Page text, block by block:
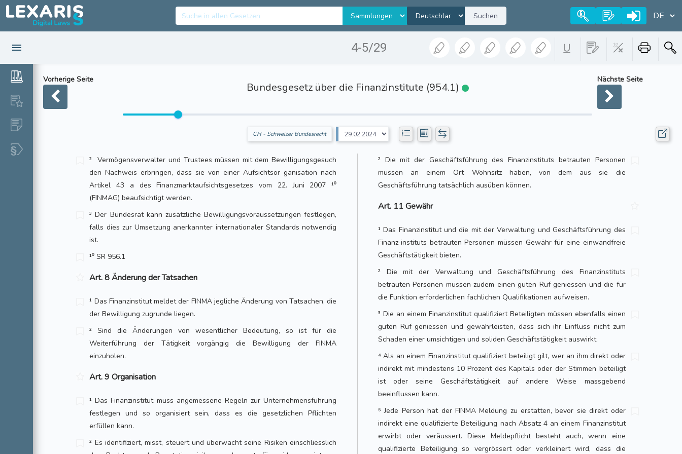
Suchen
4-5/29
Vorherige Seite
Bundesgesetz über die Finanzinstitute (954.1)
Nächste Seite
CH - Schweizer Bundesrecht
² Vermögensverwalter und Trustees müssen mit dem Bewilligungsgesuch
den Nachweis erbringen, dass sie von einer Aufsichtsor ganisation nach
Artikel 43 a des Finanzmarktaufsichtsgesetzes vom 22. Juni 2007 ¹⁰
(FINMAG) beaufsichtigt werden.
³ Der Bundesrat kann zusätzliche Bewilligungsvoraussetzungen festlegen,
falls dies zur Umsetzung anerkannter internationaler Standards notwendig
ist.
¹⁰ SR 956.1
Art. 8 Änderung der Tatsachen
¹ Das Finanzinstitut meldet der FINMA jegliche Änderung von Tatsachen, die
der Bewilligung zugrunde liegen.
² Sind die Änderungen von wesentlicher Bedeutung, so ist für die
Weiterführung der Tätigkeit vorgängig die Bewilligung der FINMA
einzuholen.
Art. 9 Organisation
¹ Das Finanzinstitut muss angemessene Regeln zur Unternehmensführung
festlegen und so organisiert sein, dass es die gesetzlichen Pflichten
erfüllen kann.
² Es identifiziert, misst, steuert und überwacht seine Risiken einschliesslich
² Die mit der Geschäftsführung des Finanzinstituts betrauten Personen
müssen an einem Ort Wohnsitz haben, von dem aus sie die
Geschäftsführung tatsächlich ausüben können.
Art. 11 Gewähr
¹ Das Finanzinstitut und die mit der Verwaltung und Geschäftsführung des
Finanz-instituts betrauten Personen müssen Gewähr für eine einwandfreie
Geschäftstätigkeit bieten.
² Die mit der Verwaltung und Geschäftsführung des Finanzinstituts
betrauten Personen müssen zudem einen guten Ruf geniessen und die für
die Funktion erforderlichen fachlichen Qualifikationen aufweisen.
³ Die an einem Finanzinstitut qualifiziert Beteiligten müssen ebenfalls einen
guten Ruf geniessen und gewährleisten, dass sich ihr Einfluss nicht zum
Schaden einer umsichtigen und soliden Geschäftstätigkeit auswirkt.
⁴ Als an einem Finanzinstitut qualifiziert beteiligt gilt, wer an ihm direkt oder
indirekt mit mindestens 10 Prozent des Kapitals oder der Stimmen beteiligt
ist oder seine Geschäftstätigkeit auf andere Weise massgebend
beeinflussen kann.
⁵ Jede Person hat der FINMA Meldung zu erstatten, bevor sie direkt oder
indirekt eine qualifizierte Beteiligung nach Absatz 4 an einem Finanzinstitut
erwirbt oder veräussert. Diese Meldepflicht besteht auch, wenn eine
qualifizierte Beteiligung so vergrössert oder verkleinert wird, dass die